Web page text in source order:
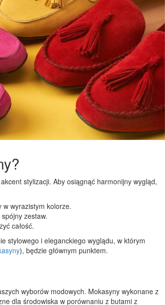
stylizacji. Aby osiągnąć harmonijny wygląd,
wyrazistym kolorze.
zestaw.
całość.
stylowego i eleganckiego wyglądu, w którym
), będzie głównym punktem.
wyborów modowych. Mokasyny wykonane z
dla środowiska w porównaniu z butami z